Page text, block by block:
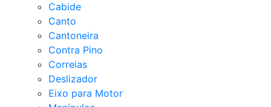
Cabide
Canto
Cantoneira
Contra Pino
Correias
Deslizador
Eixo para Motor